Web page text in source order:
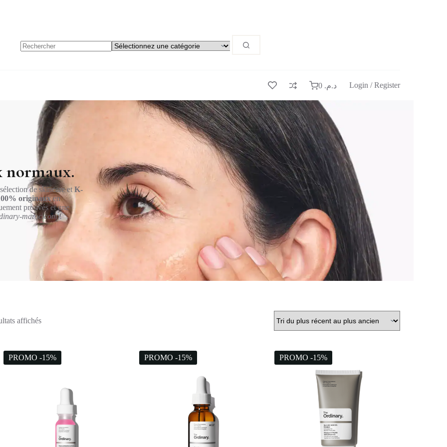
د.م. 0 Login / Register
normaux.
de skincare etK-
originauxen
prouvés et une
maroc.com!
affichés
PROMO -15% PROMO -15% PROMO -15%